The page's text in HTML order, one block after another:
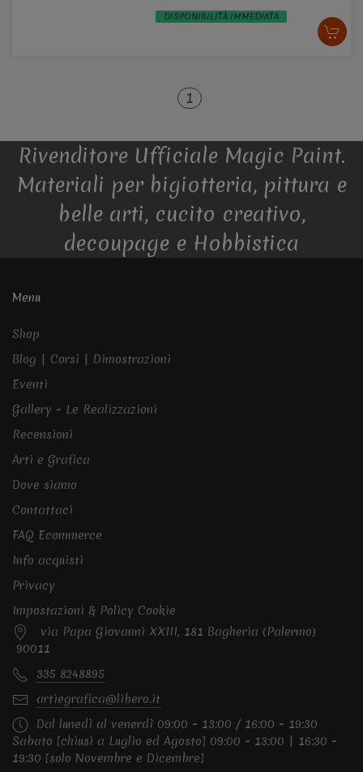
DISPONIBILITÀ IMMEDIATA
1
Rivenditore Ufficiale Magic Paint.
Materiali per bigiotteria, pittura e
belle arti, cucito creativo,
decoupage e Hobbistica
Menu
Shop
Blog | Corsi | Dimostrazioni
Eventi
Gallery - Le Realizzazioni
Recensioni
Arti e Grafica
Dove siamo
Contattaci
FAQ Ecommerce
Info acquisti
Privacy
Impostazioni & Policy Cookie
via Papa Giovanni XXIII, 181 Bagheria (Palermo)
90011
335 8248895
artiegrafica@libero.it
Dal lunedì al venerdì 09:00 - 13:00 / 16:00 - 19:30
Sabato [chiusi a Luglio ed Agosto] 09:00 - 13:00 | 16:30 -
19:30 [solo Novembre e Dicembre]